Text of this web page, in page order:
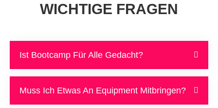
WICHTIGE FRAGEN
Ist Bootcamp Für Alle Gedacht?
Muss Ich Etwas An Equipment Mitbringen?